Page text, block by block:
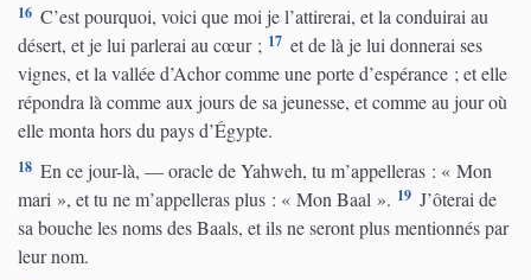
16 C’est pourquoi, voici que moi je l’attirerai, et la conduirai au
désert, et je lui parlerai au cœur ; 17 et de là je lui donnerai ses
vignes, et la vallée d’Achor comme une porte d’espérance ; et elle
répondra là comme aux jours de sa jeunesse, et comme au jour où
elle monta hors du pays d’Égypte.
18 En ce jour-là, — oracle de Yahweh, tu m’appelleras : « Mon
mari », et tu ne m’appelleras plus : « Mon Baal ». 19 J’ôterai de
sa bouche les noms des Baals, et ils ne seront plus mentionnés par
leur nom.